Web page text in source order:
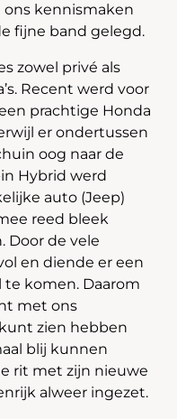
ons kennismaken
fijne band gelegd.
zowel privé als
Recent werd voor
prachtige Honda
er ondertussen
oog naar de
Hybrid werd
auto (Jeep)
reed bleek
Door de vele
en diende er een
komen. Daarom
met ons
zien hebben
blij kunnen
rit met zijn nieuwe
alweer ingezet.